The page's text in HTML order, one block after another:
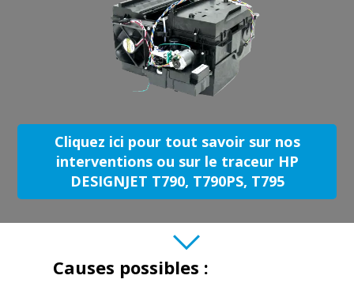
Cliquez ici pour tout savoir sur nos
interventions ou sur le traceur HP
DESIGNJET T790, T790PS, T795
Causes possibles :